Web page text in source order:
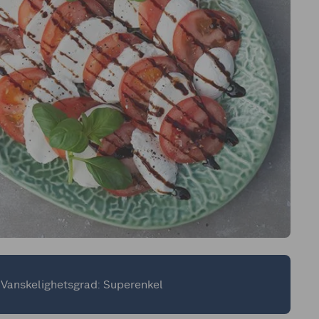
Vanskelighetsgrad: Superenkel